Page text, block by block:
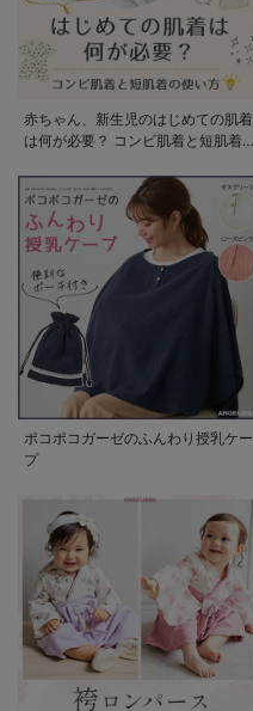
赤ちゃん、新生児のはじめての肌着
は何が必要？ コンビ肌着と短肌着
ポコポコガーゼのふんわり授乳ケー
プ